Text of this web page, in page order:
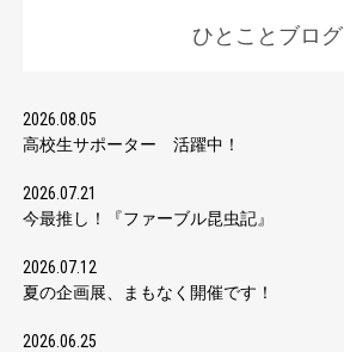
ひとことブログ
2026.08.05
高校生サポーター 活躍中！
2026.07.21
今最推し！『ファーブル昆虫記』
2026.07.12
夏の企画展、まもなく開催です！
2026.06.25